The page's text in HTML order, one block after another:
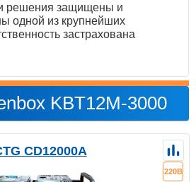
решения защищены и
одной из крупнейших
застрахована
KBT12M-3000
CD12000A
220В